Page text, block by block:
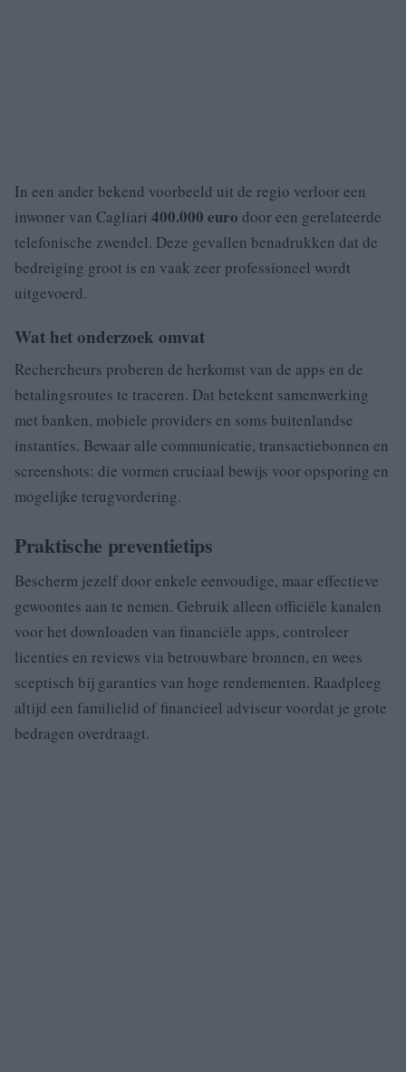
In een ander bekend voorbeeld uit de regio verloor een
inwoner van Cagliari 400.000 euro door een gerelateerde
telefonische zwendel. Deze gevallen benadrukken dat de
bedreiging groot is en vaak zeer professioneel wordt
uitgevoerd.
Wat het onderzoek omvat
Rechercheurs proberen de herkomst van de apps en de
betalingsroutes te traceren. Dat betekent samenwerking
met banken, mobiele providers en soms buitenlandse
instanties. Bewaar alle communicatie, transactiebonnen en
screenshots: die vormen cruciaal bewijs voor opsporing en
mogelijke terugvordering.
Praktische preventietips
Bescherm jezelf door enkele eenvoudige, maar effectieve
gewoontes aan te nemen. Gebruik alleen officiële kanalen
voor het downloaden van financiële apps, controleer
licenties en reviews via betrouwbare bronnen, en wees
sceptisch bij garanties van hoge rendementen. Raadpleeg
altijd een familielid of financieel adviseur voordat je grote
bedragen overdraagt.